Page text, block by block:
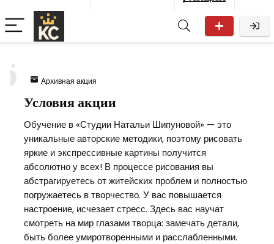
Архивная акция
Условия акции
Обучение в «Студии Натальи Шипуновой» — это
уникальные авторские методики, поэтому рисовать
яркие и экспрессивные картины получится
абсолютно у всех! В процессе рисования вы
абстрагируетесь от житейских проблем и полностью
погружаетесь в творчество. У вас повышается
настроение, исчезает стресс. Здесь вас научат
смотреть на мир глазами творца: замечать детали,
быть более умиротворенными и расслабленными.